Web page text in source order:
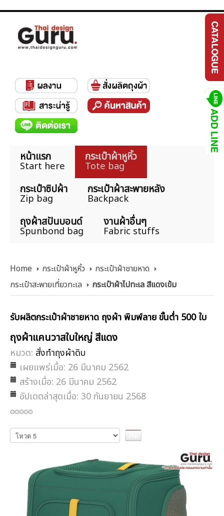
หน้าแรก
Start here
กระเป๋าผ้าหูหิ้ว
Tote bag
กระเป๋าซิปผ้า
Zip bag
กระเป๋าผ้าสะพายหลัง
Backpack
ถุงผ้าสปันบอนด์
Spunbond bag
งานผ้าอื่นๆ
Fabric stuffs
Home กระเป๋าผ้าหูหิ้ว
กระเป๋าผ้าชายหาด
กระเป๋าสะพายเที่ยวทะเล
กระเป๋าผ้าไปทะเล สีแดงเข้ม
รับผลิตกระเป๋าผ้าชายหาด ถุงผ้า พิมพ์ลาย ขั้นต่ำ 500 ใบ
ถุงผ้าแคนวาสใบใหญ่ สีแดง
หมวด: สั่งทำถุงผ้าดิบ
เผยแพร่เมื่อ: 26 มีนาคม 2562
สร้างเมื่อ: 26 มีนาคม 2562
อัปเดตล่าสุดเมื่อ: 30 กันยายน 2568
กรุณา
ให้